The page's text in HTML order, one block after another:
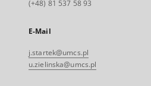
(+48) 81 537 58 93
E-Mail
j.startek@umcs.pl
u.zielinska@umcs.pl